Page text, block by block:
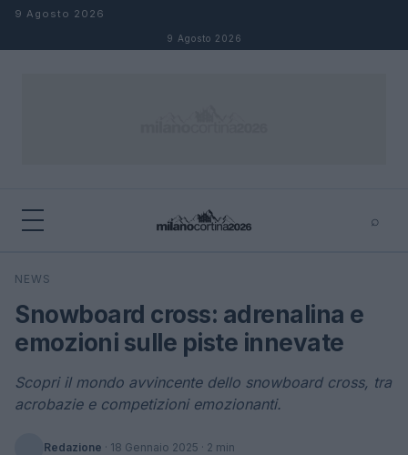
Salta al contenuto
9 Agosto 2026
9 Agosto 2026
⌕
Cerca
NEWS
Snowboard cross: adrenalina e
emozioni sulle piste innevate
Scopri il mondo avvincente dello snowboard cross, tra
acrobazie e competizioni emozionanti.
Redazione · 18 Gennaio 2025 · 2 min